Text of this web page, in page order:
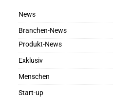
News
Branchen-News
Produkt-News
Exklusiv
Menschen
Start-up